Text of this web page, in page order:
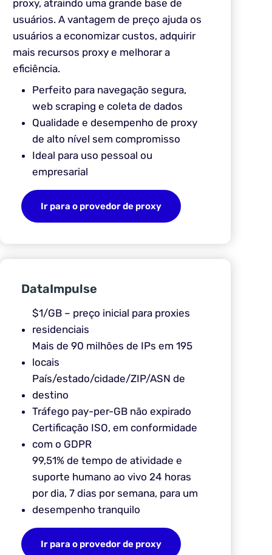
proxy, atraindo uma grande base de
usuários. A vantagem de preço ajuda os
usuários a economizar custos, adquirir
mais recursos proxy e melhorar a
eficiência.
Perfeito para navegação segura,
web scraping e coleta de dados
Qualidade e desempenho de proxy
de alto nível sem compromisso
Ideal para uso pessoal ou
empresarial
Ir para o provedor de proxy
DataImpulse
$1/GB – preço inicial para proxies
residenciais
Mais de 90 milhões de IPs em 195
locais
País/estado/cidade/ZIP/ASN de
destino
Tráfego pay-per-GB não expirado
Certificação ISO, em conformidade
com o GDPR
99,51% de tempo de atividade e
suporte humano ao vivo 24 horas
por dia, 7 dias por semana, para um
desempenho tranquilo
Ir para o provedor de proxy